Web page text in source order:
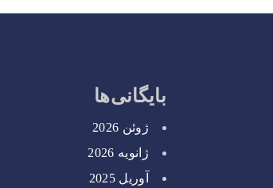
بایگانی‌ها
ژوئن 2026
ژانویه 2026
آوریل 2025